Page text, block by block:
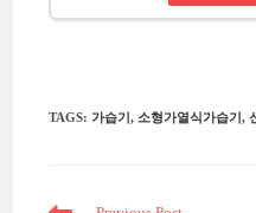
TAGS:가습기, 소형가열식가습기,